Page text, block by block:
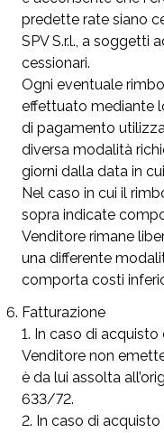
predette rate siano
SPV S.r.l., a soggetti
cessionari.
Ogni eventuale
effettuato mediante
di pagamento
diversa modalità
giorni dalla data in
Nel caso in cui il
sopra indicate
Venditore rimane
una differente
comporta costi
Fatturazione
In caso di
Venditore non
è da lui assolta
633/72.
In caso di